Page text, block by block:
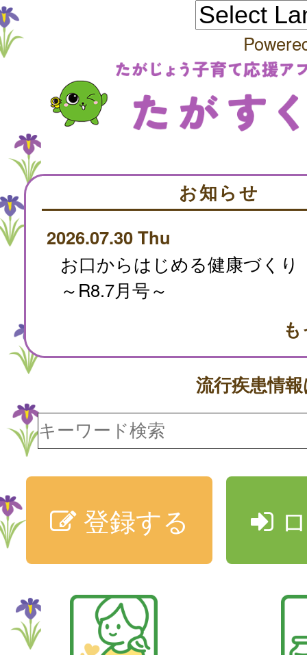
お知らせ
2026.07.30 Thu
お口からはじめる健康づくり
～R8.7月号～
流行疾患情
登録する